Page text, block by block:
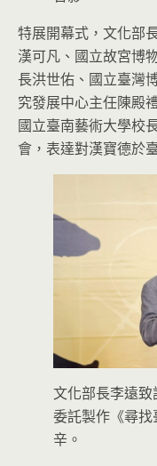
特展開幕式，文化部
漢可凡、國立故宮博
長洪世佑、國立臺灣
究發展中心主任陳殿
國立臺南藝術大學校
會，表達對漢寶德於
文化部長李遠
委託製作《尋
辛。